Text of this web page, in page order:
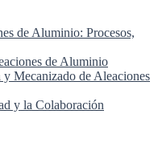
de Aluminio: Procesos,
de Aluminio
Mecanizado de Aleaciones
y la Colaboración